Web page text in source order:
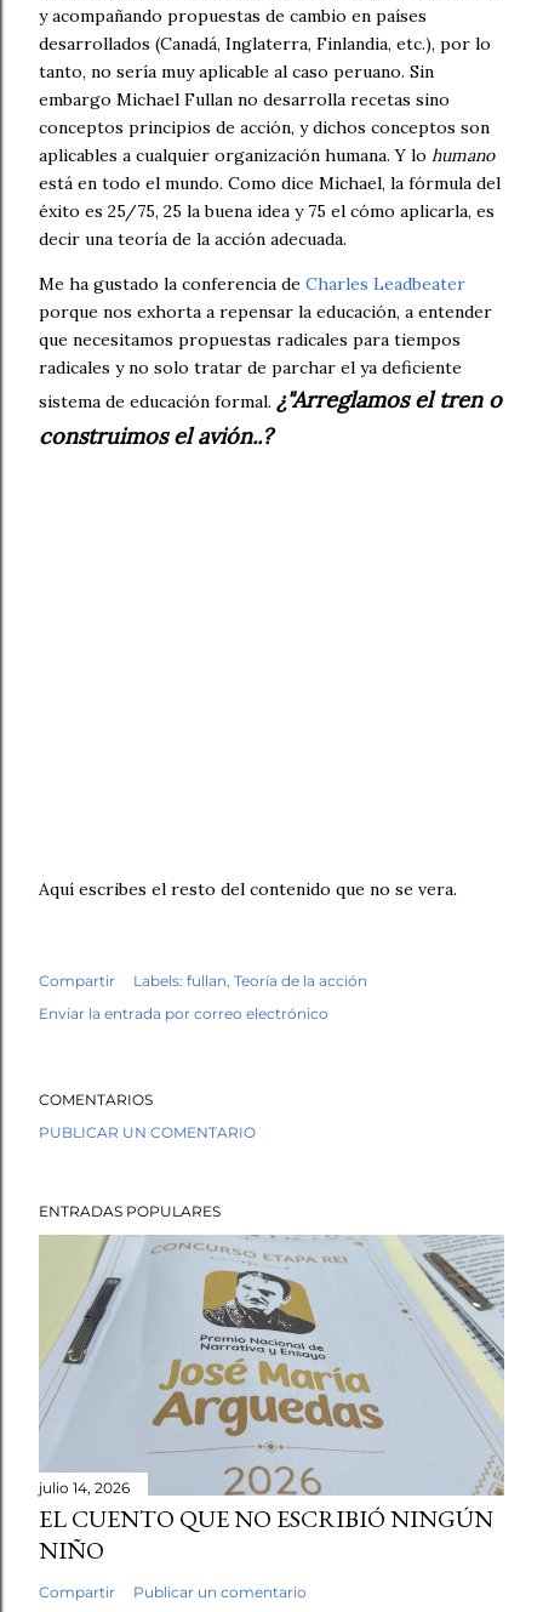
y acompañando propuestas de cambio en países
desarrollados (Canadá, Inglaterra, Finlandia, etc.), por lo
tanto, no sería muy aplicable al caso peruano. Sin
embargo Michael Fullan no desarrolla recetas sino
conceptos principios de acción, y dichos conceptos son
aplicables a cualquier organización humana.Y lo humano
está en todo el mundo. Como dice Michael, la fórmula del
éxito es 25/75, 25 la buena idea y 75 el cómo aplicarla, es
decir una teoría de la acción adecuada.
Me ha gustado la conferencia de Charles Leadbeater
porque nos exhorta a repensar la educación, a entender
que necesitamos propuestas radicales para tiempos
radicales y no solo tratar de parchar el ya deficiente
sistema de educación formal. ¿"Arreglamos el tren o
construimos el avión..?
Aquí escribes el resto del contenido que no se vera.
Compartir Labels: fullan Teoría de la acción
Enviar la entrada por correo electrónico
COMENTARIOS
PUBLICAR UN COMENTARIO
ENTRADAS POPULARES
julio 14, 2026
EL CUENTO QUE NO ESCRIBIÓ NINGÚN
NIÑO
Compartir Publicar un comentario